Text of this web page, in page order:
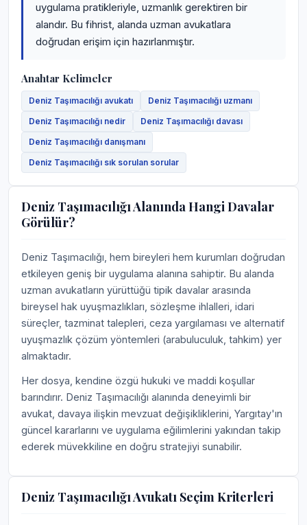
uygulama pratikleriyle, uzmanlık gerektiren bir
alandır. Bu fihrist, alanda uzman avukatlara
doğrudan erişim için hazırlanmıştır.
Anahtar Kelimeler
Deniz Taşımacılığı avukatı
Deniz Taşımacılığı uzmanı
Deniz Taşımacılığı nedir
Deniz Taşımacılığı davası
Deniz Taşımacılığı danışmanı
Deniz Taşımacılığı sık sorulan sorular
Deniz Taşımacılığı Alanında Hangi Davalar
Görülür?
Deniz Taşımacılığı, hem bireyleri hem kurumları doğrudan
etkileyen geniş bir uygulama alanına sahiptir. Bu alanda
uzman avukatların yürüttüğü tipik davalar arasında
bireysel hak uyuşmazlıkları, sözleşme ihlalleri, idari
süreçler, tazminat talepleri, ceza yargılaması ve alternatif
uyuşmazlık çözüm yöntemleri (arabuluculuk, tahkim) yer
almaktadır.
Her dosya, kendine özgü hukuki ve maddi koşullar
barındırır. Deniz Taşımacılığı alanında deneyimli bir
avukat, davaya ilişkin mevzuat değişikliklerini, Yargıtay'ın
güncel kararlarını ve uygulama eğilimlerini yakından takip
ederek müvekkiline en doğru stratejiyi sunabilir.
Deniz Taşımacılığı Avukatı Seçim Kriterleri